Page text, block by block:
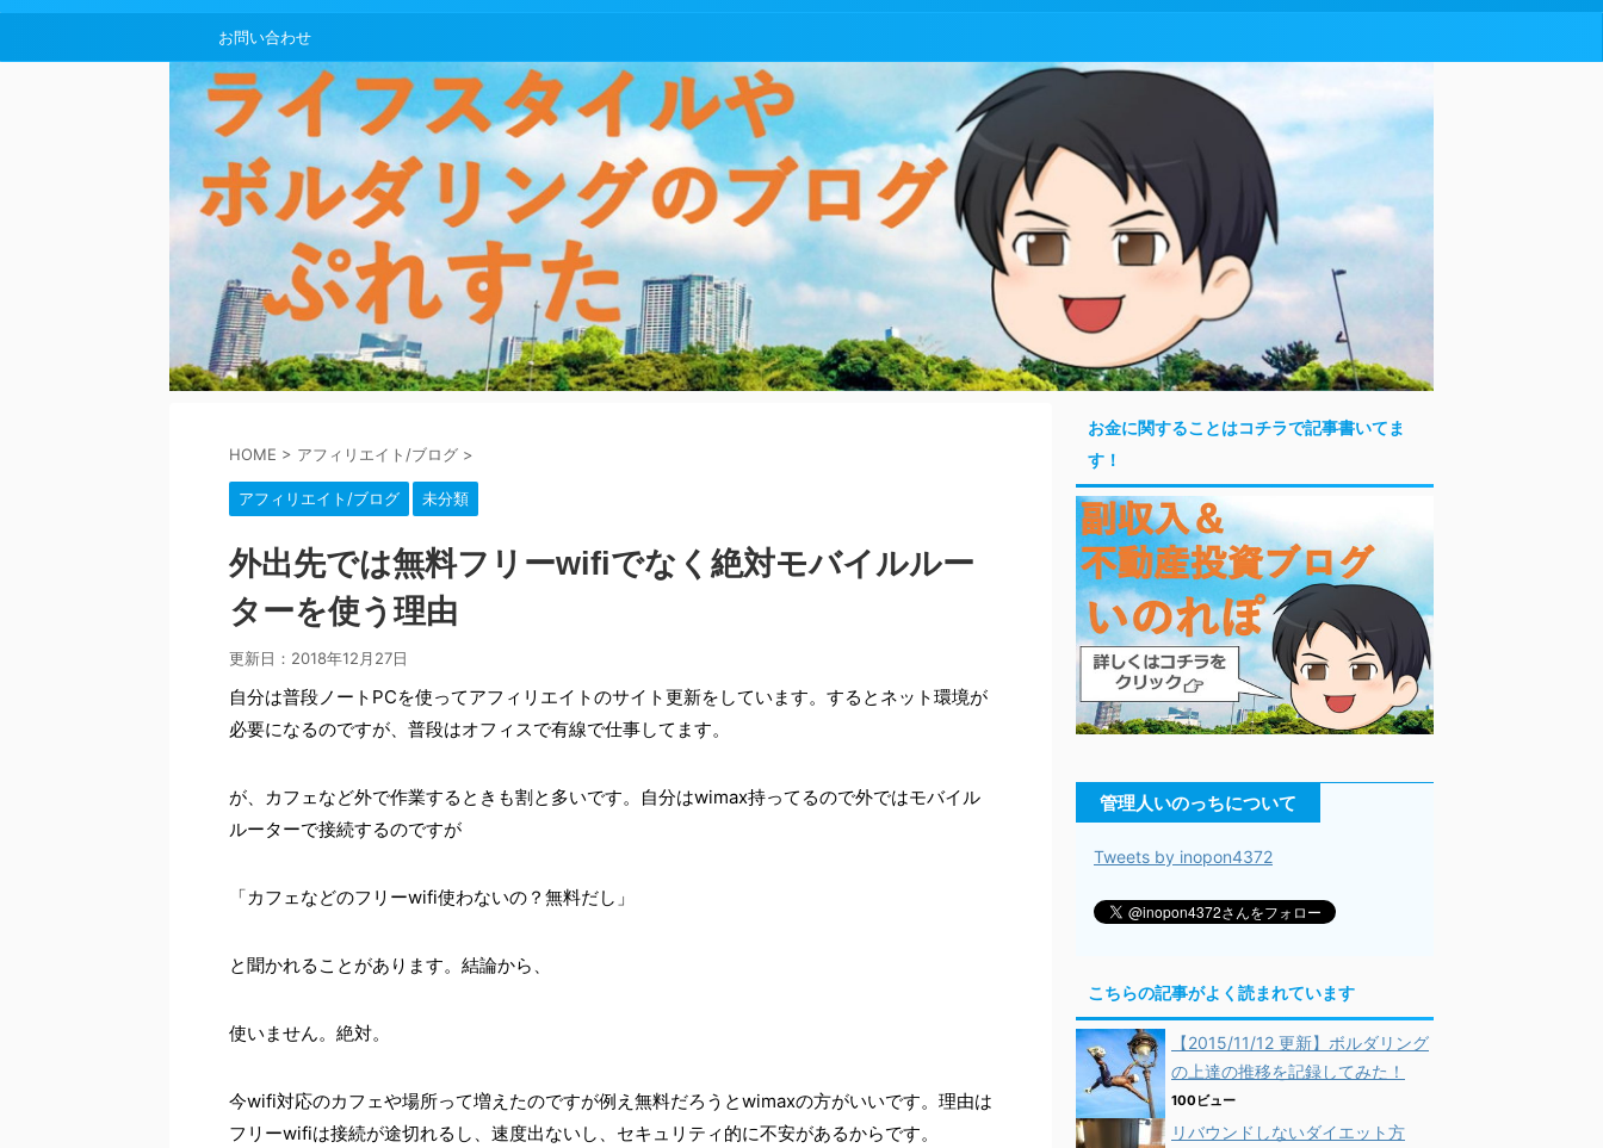
お問い合わせ
HOME > アフィリエイト/ブログ >
アフィリエイト/ブログ 未分類
外出先では無料フリーwifiでなく絶対モバイルルー
ターを使う理由
更新日： 2018年12月27日
自分は普段ノートPCを使ってアフィリエイトのサイト更新をしています。するとネット環境が
必要になるのですが、普段はオフィスで有線で仕事してます。
が、カフェなど外で作業するときも割と多いです。自分はwimax持ってるので外ではモバイル
ルーターで接続するのですが
「カフェなどのフリーwifi使わないの？無料だし」
と聞かれることがあります。結論から、
使いません。絶対。
今wifi対応のカフェや場所って増えたのですが例え無料だろうとwimaxの方がいいです。理由は
フリーwifiは接続が途切れるし、速度出ないし、セキュリティ的に不安があるからです。
お金に関することはコチラで記事書いてま
す！
管理人いのっちについて
Tweets by inopon4372
こちらの記事がよく読まれています
【2015/11/12 更新】ボルダリング
の上達の推移を記録してみた！
100ビュー
リバウンドしないダイエット方